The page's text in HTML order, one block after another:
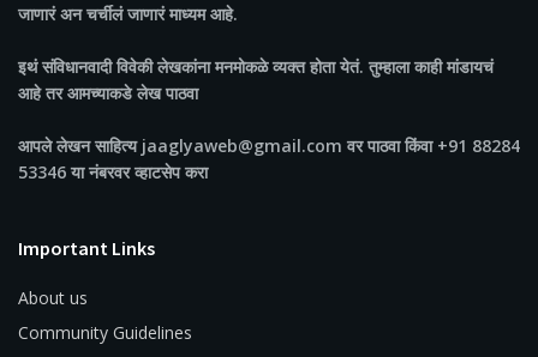
जाणारं अन चर्चीलं जाणारं माध्यम आहे.
इथं संविधानवादी विवेकी लेखकांना मनमोकळे व्यक्त होता येतं. तुम्हाला काही मांडायचं
आहे तर आमच्याकडे लेख पाठवा
आपले लेखन साहित्य jaaglyaweb@gmail.com वर पाठवा किंवा +91 88284
53346 या नंबरवर व्हाटसेप करा
Important Links
About us
Community Guidelines